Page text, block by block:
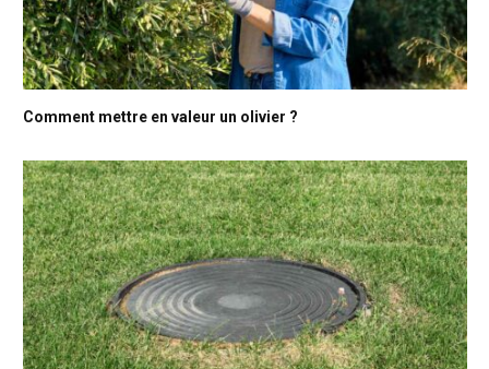
Comment mettre en valeur un olivier ?